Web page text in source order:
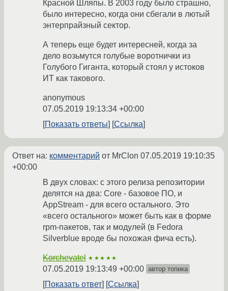
Красной Шляпы. В 2003 году было страшно,
было интересно, когда они сбегали в лютый
энтерпрайзный сектор.
А теперь еще будет интересней, когда за
дело возьмутся голубые воротнички из
Голубого Гиганта, который стоял у истоков
ИТ как такового.
anonymous
07.05.2019 19:13:34 +00:00
Показать ответы
Ссылка
Ответ на: комментарий от MrClon 07.05.2019 19:10:35
+00:00
В двух словах: с этого релиза репозитории
делятся на два: Core - базовое ПО, и
AppStream - для всего остального. Это
«всего остального» может быть как в форме
rpm-пакетов, так и модулей (в Fedora
Silverblue вроде бы похожая фича есть).
Korchevatel ★★★★★
07.05.2019 19:13:49 +00:00 автор топика
Показать ответ Ссылка